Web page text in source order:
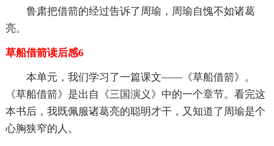
鲁肃把借箭的经过告诉了周瑜，周瑜自愧不如诸葛
亮。
草船借箭读后感6
本单元，我们学习了一篇课文——《草船借箭》。
《草船借箭》是出自《三国演义》中的一个章节。看完这
本书后，我既佩服诸葛亮的聪明才干，又知道了周瑜是个
心胸狭窄的人。